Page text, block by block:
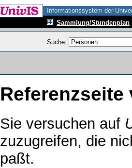
Informationssystem der
Sammlung/Stundenplan
Suche:
Referenzseite
Sie versuchen auf
zuzugreifen, die
paßt.